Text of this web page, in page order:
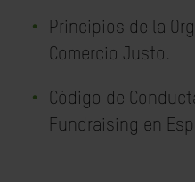
Principios de la
Comercio Justo.
Código de
Fundraising en